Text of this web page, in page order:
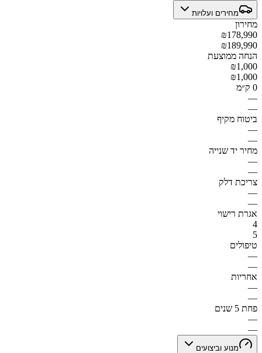
מחירים ועלויות
מחירון
₪178,990
₪189,990
הנחה ממוצעת
₪1,000
₪1,000
0 ק״מ
—
—
ביטוח מקיף
—
—
מחיר יד שנייה
—
—
צריכת דלק
—
—
אגרת רישוי
4
5
טיפולים
—
—
אחריות
—
—
פחת 5 שנים
—
—
מנוע וביצועים